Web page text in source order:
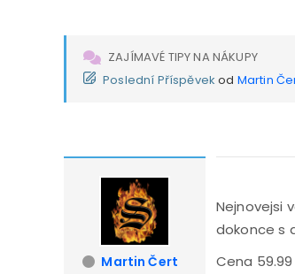
ZAJÍMAVÉ TIPY NA NÁKUPY
Poslední Příspěvek od Martin
Martin Čert
Nejnovejsi
dokonce s
Cena 59.99